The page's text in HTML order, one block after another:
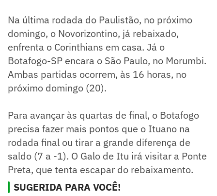
Na última rodada do Paulistão, no próximo
domingo, o Novorizontino, já rebaixado,
enfrenta o Corinthians em casa. Já o
Botafogo-SP encara o São Paulo, no Morumbi.
Ambas partidas ocorrem, às 16 horas, no
próximo domingo (20).
Para avançar às quartas de final, o Botafogo
precisa fazer mais pontos que o Ituano na
rodada final ou tirar a grande diferença de
saldo (7 a -1). O Galo de Itu irá visitar a Ponte
Preta, que tenta escapar do rebaixamento.
SUGERIDA PARA VOCÊ!